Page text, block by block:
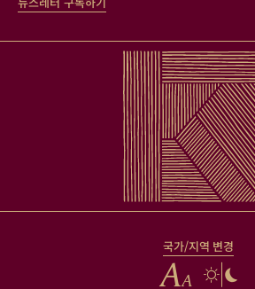
국가/지역 변경